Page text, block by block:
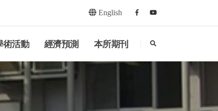
English Facebookyoutube
術活動 經濟預測 本所期刊 search